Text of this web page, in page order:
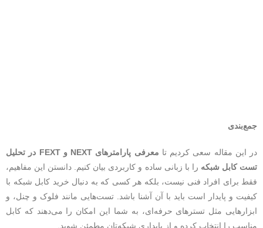
جمع‌بندی
در این مقاله سعی کردیم تا
معرفی پارامترهای NEXT و FEXT در تحلیل
تست کابل شبکه را با زبانی ساده و کاربردی بیان کنیم. دانستن این مفاهیم،
فقط برای افراد فنی نیست، بلکه هر کسی که به دنبال خرید کابل شبکه با
کیفیت و پایدار است باید با آن آشنا باشد. تست‌هایی مانند فلوک و چنل، و
ابزارهایی مثل تسترهای حرفه‌ای، به شما این امکان را می‌دهند که کابل
مناسب را انتخاب کرده و از پایداری شبکه‌تان مطمئن شوید.